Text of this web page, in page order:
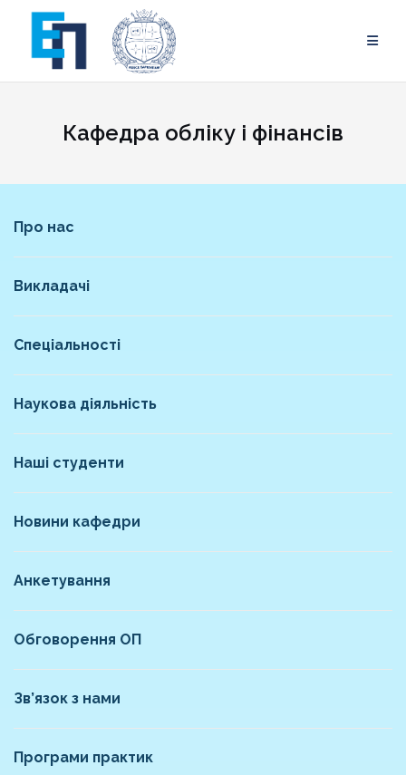
content
Кафедра обліку і фінансів
Про нас
Викладачі
Спеціальності
Наукова діяльність
Наші студенти
Новини кафедри
Анкетування
Обговорення ОП
Зв’язок з нами
Програми практик